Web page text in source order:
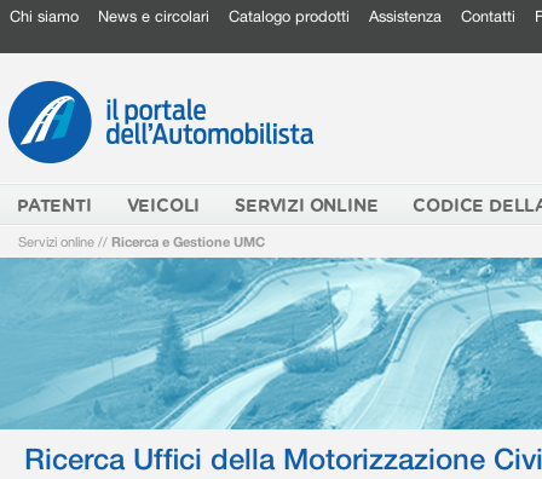
Chi siamo News e circolari Catalogo prodotti Assistenza Contatti
PATENTI VEICOLI SERVIZI ONLINE CODICE
Servizi online // Ricerca e Gestione UMC
Ricerca Uffici della Motorizzazione